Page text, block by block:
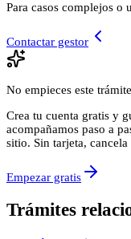
Para casos complejos o
Contactar gestor
No empieces este
Crea tu cuenta gratis y
acompañamos paso a
sitio. Sin tarjeta,
Empezar gratis
Trámites